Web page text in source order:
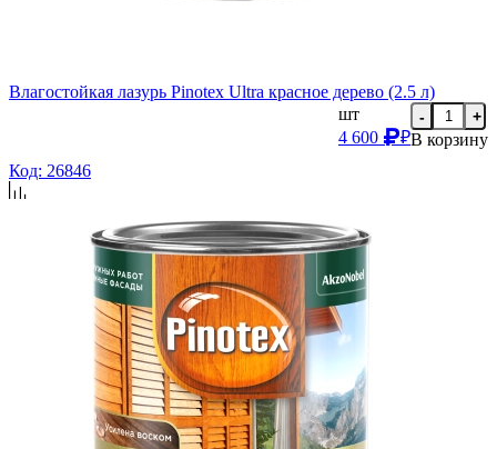
Влагостойкая лазурь Pinotex Ultra красное дерево (2.5 л)
шт
4 600
₽
- +
В корзину
Код: 26846